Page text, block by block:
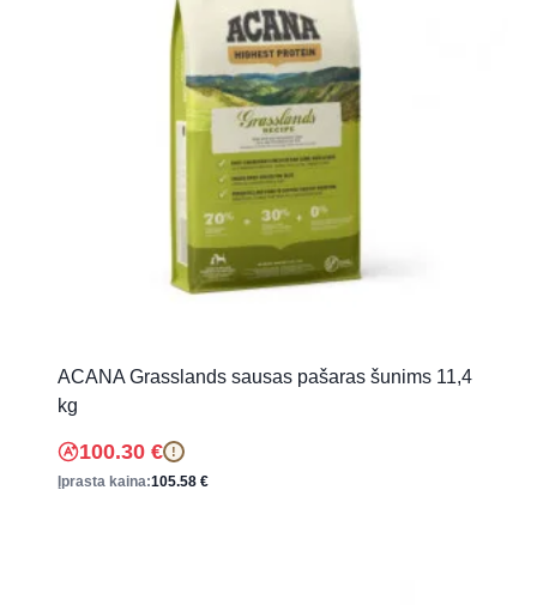
ACANA Grasslands sausas pašaras šunims 11,4
kg
100.30 € !
Įprasta kaina:105.58 €